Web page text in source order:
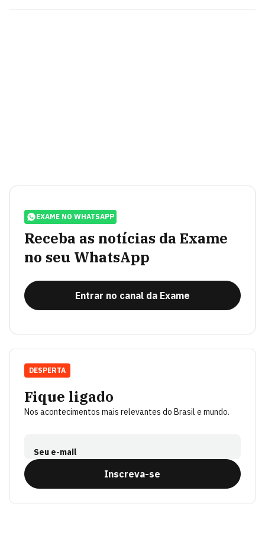
EXAME NO WHATSAPP
Receba as notícias da Exame
no seu WhatsApp
Entrar no canal da Exame
Fique ligado
Nos acontecimentos mais relevantes do Brasil e mundo.
Seu e-mail
Inscreva-se
DESPERTA